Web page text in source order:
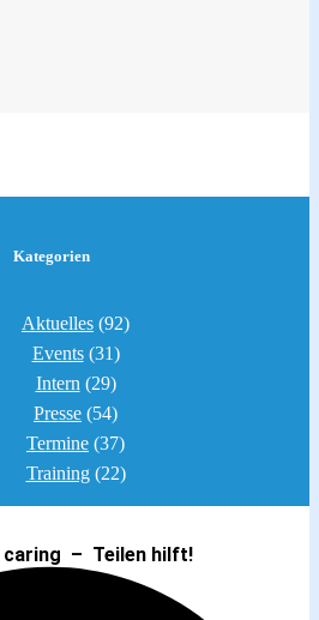
Kategorien
Aktuelles (92)
Events(31)
Intern (29)
Presse (54)
Termine (37)
Training(22)
caring – Teilen hilft!